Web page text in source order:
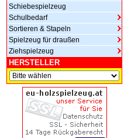
Schiebespielzeug
Schulbedarf
Sortieren & Stapeln
Spielzeug für draußen
Ziehspielzeug
HERSTELLER